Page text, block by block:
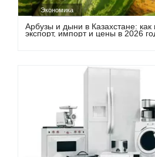
Экономика
Арбузы и дыни в Казахстане:
экспорт, импорт и цены в 2026